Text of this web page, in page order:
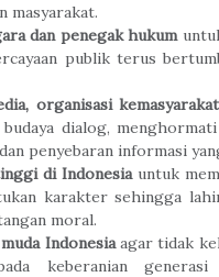
masyarakat.
dan penegak hukum
publik terus
organisasi
dialog,
penyebaran informasi
di Indonesia untuk
karakter sehingga
moral.
Indonesiaagar tidak
keberanian